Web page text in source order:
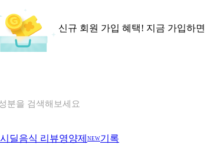
신규 회원 가입 혜택! 지금 가입하면
음식 검색해보세요
딜음식 리뷰영양제 NEW기록